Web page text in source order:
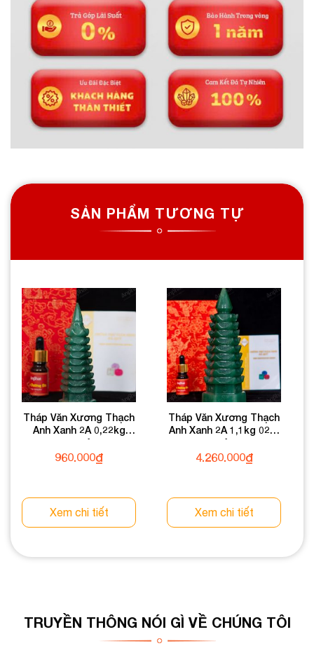
SẢN PHẨM TƯƠNG TỰ
Tháp Văn Xương Thạch
Anh Xanh 2A 0,22kg
024-0932A-0,22
960.000₫
Xem chi tiết
Tháp Văn Xương Thạch
Anh Xanh 2A 1,1kg 024-
0932A-1,1
4.260.000₫
Xem chi tiết
TRUYỀN THÔNG NÓI GÌ VỀ CHÚNG TÔI